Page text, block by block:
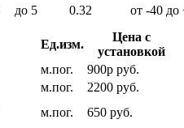
до 5 0.32 от -40 до
Ед.изм.
Цена с
установкой
м.пог.
900р руб.
м.пог.
2200 руб.
м.пог.
650 руб.